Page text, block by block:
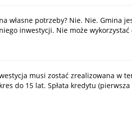
własne potrzeby? Nie. Nie.
inwestycji. Nie może
musi zostać zrealizowana w
do 15 lat. Spłata kredytu